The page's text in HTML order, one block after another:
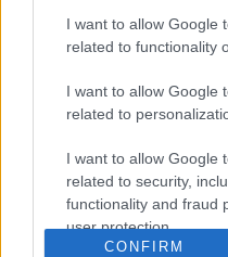
I want to allow Google
related to functionality
I want to allow Google
related to
I want to allow Google
related to security,
functionality and fraud
user protection.
CONFIRM
évre